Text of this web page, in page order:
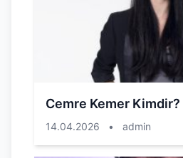
Cemre Kemer Kimdir?
14.04.2026 • admin